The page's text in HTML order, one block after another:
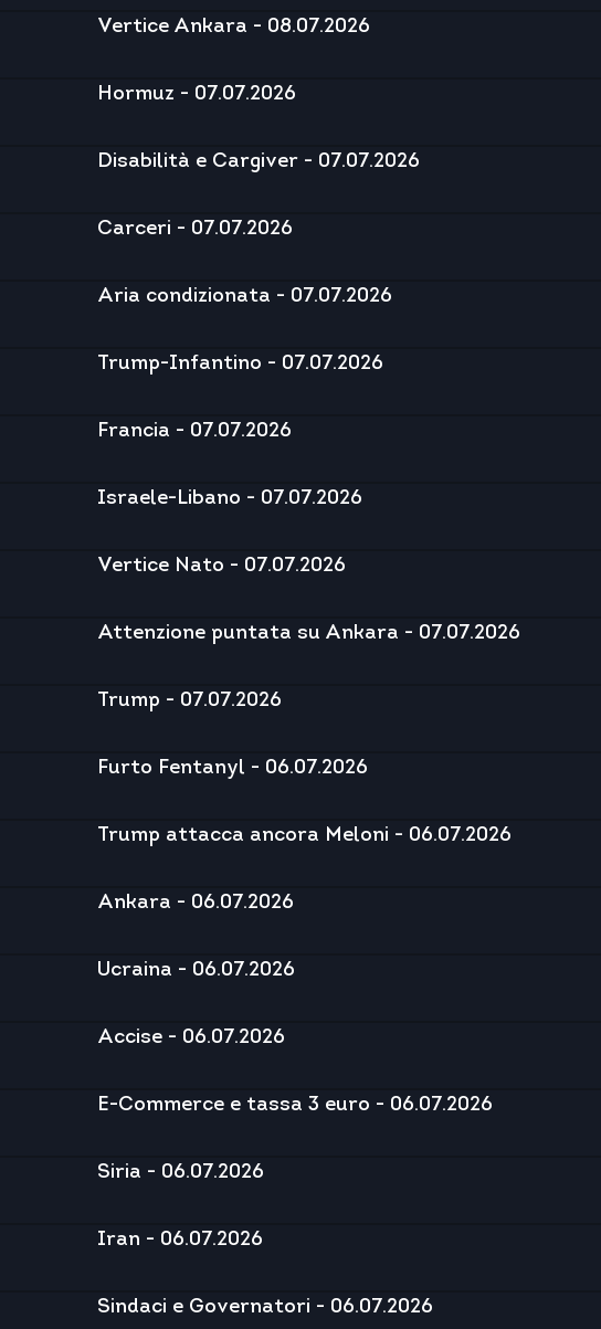
Vertice Ankara - 08.07.2026
Hormuz - 07.07.2026
Disabilità e Cargiver - 07.07.2026
Carceri - 07.07.2026
Aria condizionata - 07.07.2026
Trump-Infantino - 07.07.2026
Francia - 07.07.2026
Israele-Libano - 07.07.2026
Vertice Nato - 07.07.2026
Attenzione puntata su Ankara - 07.07.2026
Trump - 07.07.2026
Furto Fentanyl - 06.07.2026
Trump attacca ancora Meloni - 06.07.2026
Ankara - 06.07.2026
Ucraina - 06.07.2026
Accise - 06.07.2026
E-Commerce e tassa 3 euro - 06.07.2026
Siria - 06.07.2026
Iran - 06.07.2026
Sindaci e Governatori - 06.07.2026